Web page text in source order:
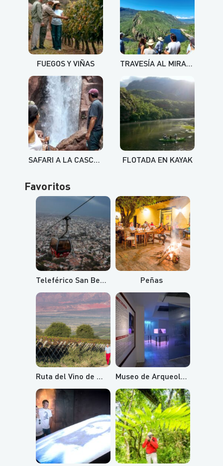
FUEGOS Y VIÑAS TRAVESÍA AL MIRADOR DEL CAÑÓN DEL JURAMENTO
SAFARI A LA CASCADA DEL RÍO TIPAL FLOTADA EN KAYAK
Favoritos
Teleférico San Bernardo y Cerro Aladelta Peñas
Ruta del Vino de Altura Museo de Arqueología de Alta Montaña